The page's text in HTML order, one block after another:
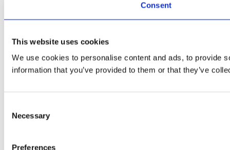
Consent
This website uses cookies
We use cookies to personalise content and ads, to provide
information that you’ve provided to them or that they’ve
Selection
Necessary
Preferences